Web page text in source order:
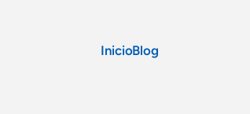
InicioBlog